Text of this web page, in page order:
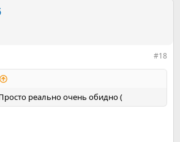
#18
реально очень обидно (